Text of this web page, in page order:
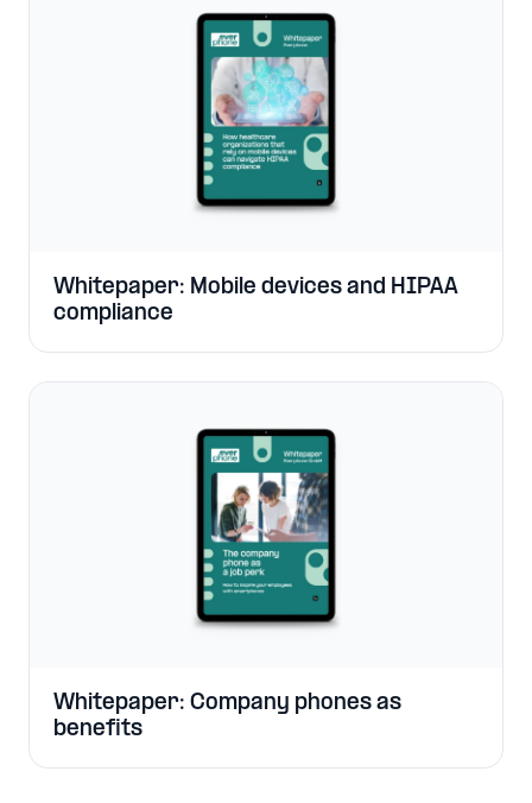
Whitepaper: Mobile devices and HIPAA
compliance
Whitepaper: Company phones as
benefits